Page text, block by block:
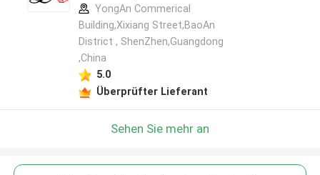
YongAn Commerical
Building,Xixiang Street,BaoAn
District , ShenZhen,Guangdong
,China
5.0
Überprüfter Lieferant
Sehen Sie mehr an